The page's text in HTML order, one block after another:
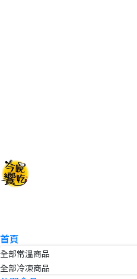
首頁
全部常溫商品
全部冷凍商品